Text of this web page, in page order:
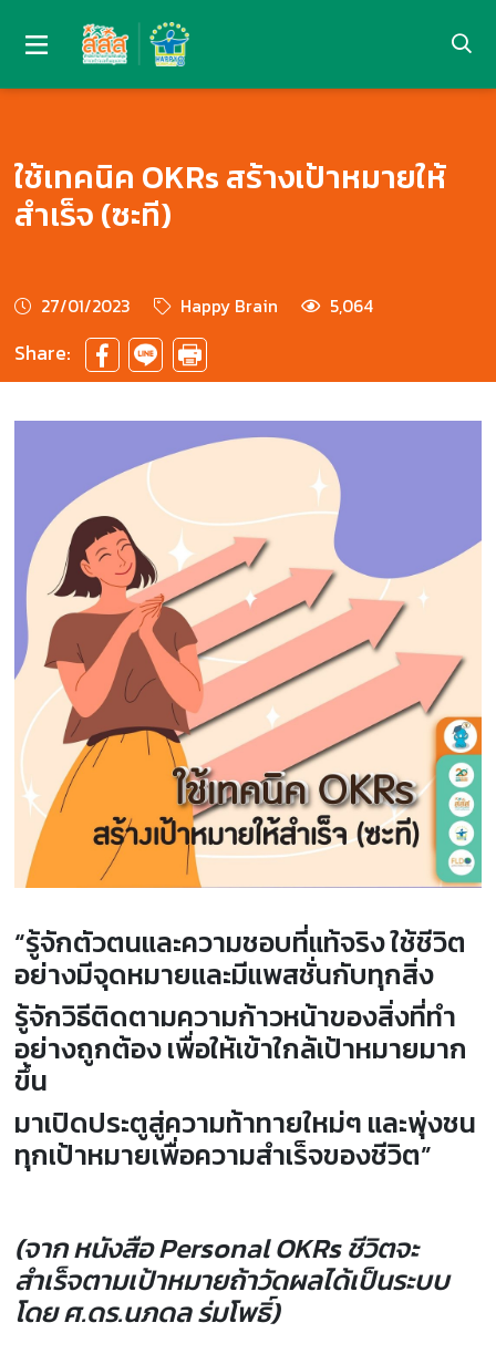
ใช้เทคนิค OKRs สร้างเป้าหมายให้
สำเร็จ (ซะที)
27/01/2023 Happy Brain 5,064
Share:
“รู้จักตัวตนและความชอบที่แท้จริง ใช้ชีวิต
อย่างมีจุดหมายและมีแพสชั่นกับทุกสิ่ง
รู้จักวิธีติดตามความก้าวหน้าของสิ่งที่ทำ
อย่างถูกต้อง เพื่อให้เข้าใกล้เป้าหมายมาก
ขึ้น
มาเปิดประตูสู่ความท้าทายใหม่ๆ และพุ่งชน
ทุกเป้าหมายเพื่อความสำเร็จของชีวิต”
(จาก หนังสือ Personal OKRs ชีวิตจะ
สำเร็จตามเป้าหมายถ้าวัดผลได้เป็นระบบ
โดย ศ.ดร.นภดล ร่มโพธิ์)